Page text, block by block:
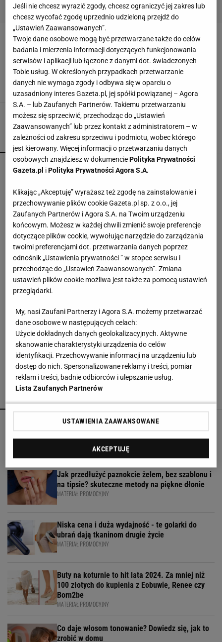
NA-IMPREZE
Wieczorowy lookbook Zara TRF
Redakcja,9 GRUDNIA 2010, 10:12
POPULARNE NAJNOWSZE
CCC przeceniło sandałki Gino Rossi o prawie 100
zł
Mniej niż 50 zł, a pachną luksusem. Te perfumy
z Rossmanna pachną godzinami
To nie jest zwykły burger. Jego smak podkręca
wyjątkowy składnik
MATERIAŁ PROMOCYJNY
100% wiskozy i fason jak z azjatyckich butików -
teraz za 99 zł
Zespół Avanti24
Jak przedłużyć paznokcie żelem, bez szablonu i
na tipsie? skuteczne metody na piękne dłonie
MATERIAŁ PROMOCYJNY
Niska cena i duża wydajność - te golarki do
ubrań dają tkaninom drugie życie
MATERIAŁ PROMOCYJNY
Buty na koturnie to hit lata 2024. Za mniej niż
100 złotych do kupienia z Eobuwie, Renee czy
Born2be
MATERIAŁ PROMOCYJNY
Co daje włosom tonowanie? Dowiedz się, jak to
zrobić w domu
Jeśli nie chcesz wyrazić zgody, chcesz ograniczyć jej zakres lub
chcesz wycofać zgodę uprzednio udzieloną przejdź do
„Ustawień Zaawansowanych”.
Twoje dane osobowe mogą być przetwarzane także do celów
badania i mierzenia informacji dotyczących funkcjonowania
serwisów i aplikacji lub łączone z danymi dot. świadczonych
Tobie usług. W określonych przypadkach przetwarzanie
danych nie wymaga zgody i odbywa się w oparciu o
uzasadniony interes Gazeta.pl, jej spółki powiązanej – Agora
S.A. – lub Zaufanych Partnerów. Takiemu przetwarzaniu
możesz się sprzeciwić, przechodząc do „Ustawień
Zaawansowanych” lub przez kontakt z administratorem – w
zależności od zakresu sprzeciwu i podmiotu, wobec którego
jest kierowany. Więcej informacji o przetwarzaniu danych
osobowych znajdziesz w dokumenciePolityka Prywatności
Gazeta.pl iPolityka Prywatności Agora S.A.
Klikając „Akceptuję” wyrażasz też zgodę na zainstalowanie i
przechowywanie plików cookie Gazeta.pl sp. z o.o., jej
Zaufanych Partnerów i Agora S.A. na Twoim urządzeniu
końcowym. Możesz w każdej chwili zmienić swoje preferencje
dotyczące plików cookie, wywołując narzędzie do zarządzania
twoimi preferencjami dot. przetwarzania danych poprzez
odnośnik „Ustawienia prywatności ” w stopce serwisu i
przechodząc do „Ustawień Zaawansowanych”. Zmiana
ustawień plików cookie możliwa jest także za pomocą ustawień
przeglądarki.
My, nasi Zaufani Partnerzy i Agora S.A. możemy przetwarzać
dane osobowe w następujących celach:
Użycie dokładnych danych geolokalizacyjnych. Aktywne
skanowanie charakterystyki urządzenia do celów
identyfikacji. Przechowywanie informacji na urządzeniu lub
dostęp do nich. Spersonalizowane reklamy i treści, pomiar
reklam i treści, badnie odbiorców i ulepszanie usług.
Lista Zaufanych Partnerów
USTAWIENIA ZAAWANSOWANE
AKCEPTUJĘ